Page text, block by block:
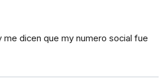
dicen que my numero social fue